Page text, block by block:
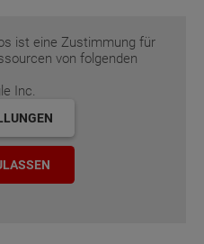
ist eine Zustimmung für
von folgenden
Inc.